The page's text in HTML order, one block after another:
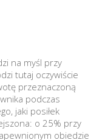
na myśl przy
tutaj oczywiście
przeznaczoną
podczas
jaki posiłek
o 25% przy
obiedzie